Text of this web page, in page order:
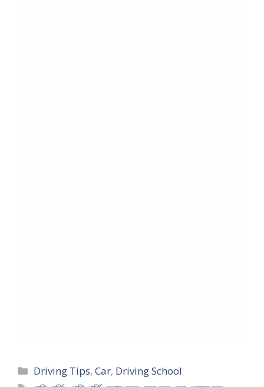
Categories
Driving Tips,Car, Driving School